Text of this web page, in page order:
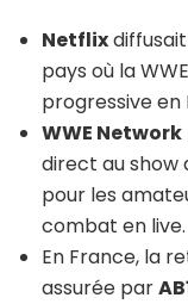
Netflix
pays où la
progressive en
WWE Network
direct au show
pour les
combat en live.
En France, la
assurée par